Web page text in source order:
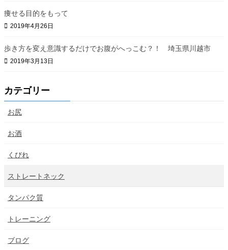
痩せる目的をもって
2019年4月26日
歩き方を変え意識するだけでお腹がへっこむ？！ 埼玉県川越市
2019年3月13日
カテゴリー
お尻
お酒
くびれ
ストレートネック
タンパク質
トレーニング
ブログ